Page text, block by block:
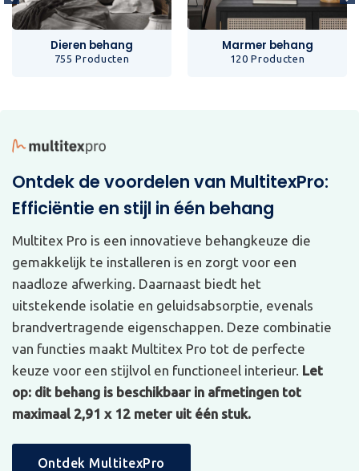
Dieren behang
755 Producten
Marmer behang
120 Producten
Ontdek de voordelen van MultitexPro:
Efficiëntie en stijl in één behang
Multitex Pro is een innovatieve behangkeuze die
gemakkelijk te installeren is en zorgt voor een
naadloze afwerking. Daarnaast biedt het
uitstekende isolatie en geluidsabsorptie, evenals
brandvertragende eigenschappen. Deze combinatie
van functies maakt Multitex Pro tot de perfecte
keuze voor een stijlvol en functioneel interieur. Let
op: dit behang is beschikbaar in afmetingen tot
maximaal 2,91 x 12 meter uit één stuk.
Ontdek MultitexPro